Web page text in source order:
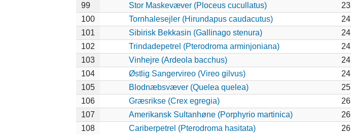
99
Stor Maskevæver (Ploceus cucullatus)
23
100
Tornhalesejler (Hirundapus caudacutus)
24
101
Sibirisk Bekkasin (Gallinago stenura)
24
102
Trindadepetrel (Pterodroma arminjoniana)
24
103
Vinhejre (Ardeola bacchus)
24
104
Østlig Sangervireo (Vireo gilvus)
24
105
Blodnæbsvæver (Quelea quelea)
25
106
Græsrikse (Crex egregia)
26
107
Amerikansk Sultanhøne (Porphyrio martinica)
26
108
Cariberpetrel (Pterodroma hasitata) 26